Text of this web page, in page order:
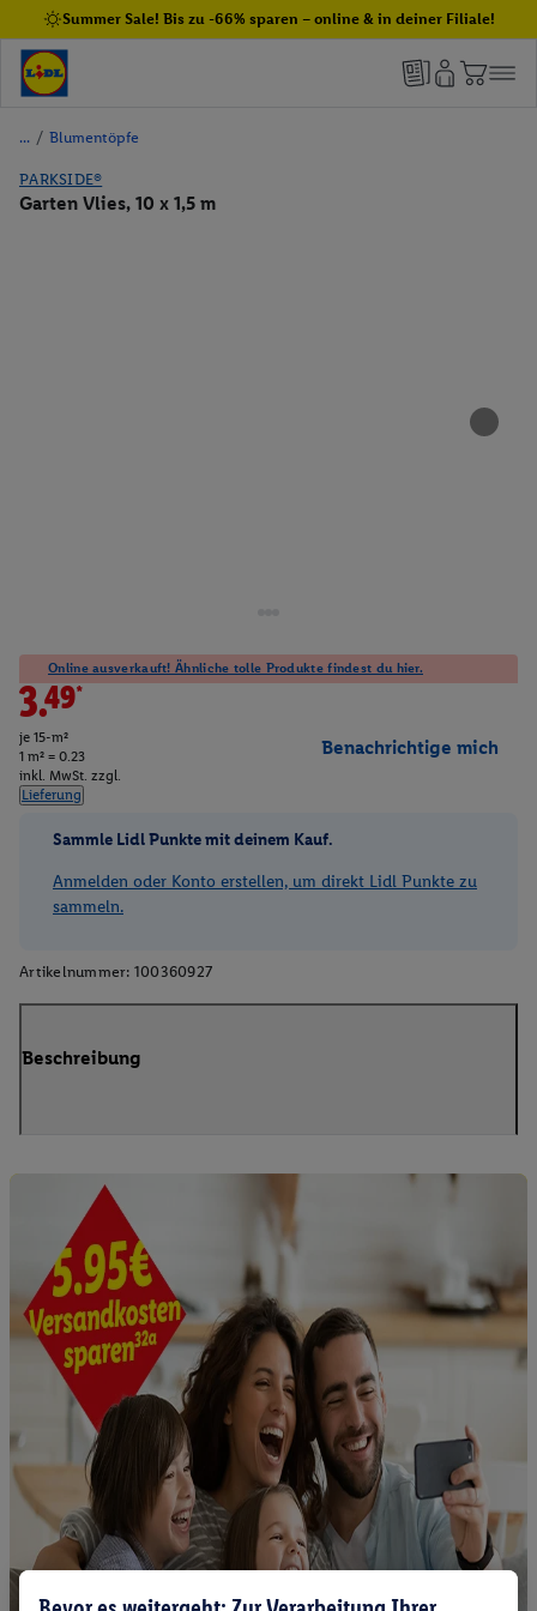
Summer Sale! Bis zu -66% sparen – online & in deiner Filiale!
/ Blumentöpfe
PARKSIDE®
Garten Vlies, 10 x 1,5 m
Online ausverkauft! Ähnliche tolle Produkte findest du hier.
3.49*
je 15-m²
1 m² = 0.23
inkl. MwSt. zzgl.
Lieferung
Benachrichtige mich
Sammle Lidl Punkte mit deinem Kauf.
Anmelden oder Konto erstellen, um direkt Lidl Punkte zu
sammeln.
Artikelnummer: 100360927
Beschreibung